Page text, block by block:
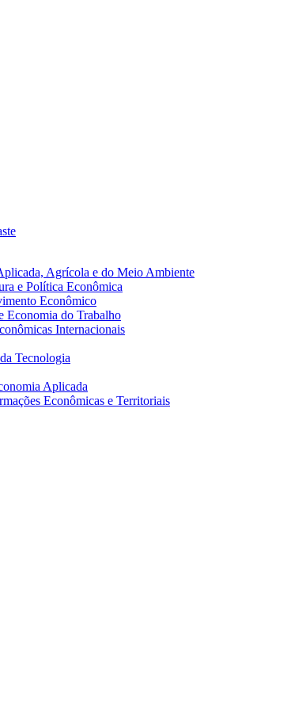
Agrícola e do Meio Ambiente
e Política Econômica
Econômico
Economia do Trabalho
Internacionais
Tecnologia
Aplicada
Econômicas e Territoriais